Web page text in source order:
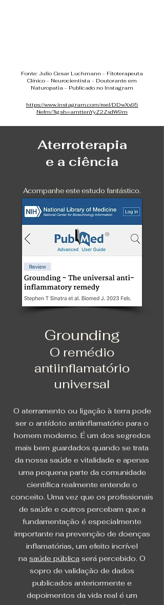
Fonte: Julio Cesar Luchmann - Fitoterapeuta
Clínico - Neurocientista - Doutorante em
Naturopatia - Publicado no Instagram
https://www.instagram.com/reel/DDwXx95
Nefm/?igsh=amttenYyZ2ZxdW9m
Aterroterapia
e a ciência
Acompanhe este estudo fantástico.
Grounding
O remédio
antiinflamatório
universal
O aterramento ou ligação à terra pode
ser o antídoto antiinflamatório para o
homem moderno. É um dos segredos
mais bem guardados quando se trata
da nossa saúde e vitalidade e apenas
uma pequena parte da comunidade
científica realmente entende o
conceito. Uma vez que os profissionais
de saúde e outros percebam que a
fundamentação é especialmente
importante na prevenção de doenças
inflamatórias, um efeito incrível
na saúde pública será percebido. O
sopro de validação de dados
publicados anteriormente e
depoimentos da vida real é um